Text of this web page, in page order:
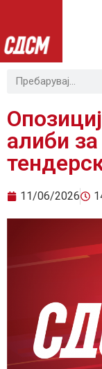
алиби
11/06/2026